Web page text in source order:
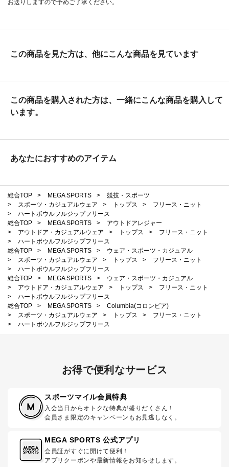
お送りしますので予めご了承ください。
この商品を見た方は、他にこんな商品を見ています
この商品を購入された方は、一緒にこんな商品を購入して
います。
あなたにおすすめのアイテム
総合TOP > MEGA SPORTS >
競技・スポーツ
>
スポーツ・カジュアルウェア > トップス >
フリース・ニット
>
ハートボウルフルジップフリース
総合TOP
> MEGA SPORTS >
アウトドアレジャー
>
アウトドア・カジュアルウェア > トップス >
フリース・ニット
>
ハートボウルフルジップフリース
総合TOP
> MEGA SPORTS >
ウェア・スポーツ・カジュアル
>
スポーツ・カジュアルウェア > トップス >
フリース・ニット
>
ハートボウルフルジップフリース
総合TOP
> MEGA SPORTS >
ウェア・スポーツ・カジュアル
>
アウトドア・カジュアルウェア > トップス >
フリース・ニット
>
ハートボウルフルジップフリース
総合TOP
> MEGA SPORTS >
Columbia(コロンビア)
>
スポーツ・カジュアルウェア > トップス >
フリース・ニット
>
ハートボウルフルジップフリース
お得で便利なサービス
スポーツマイル会員特典
入会当日からオトクな特典が盛りだくさん！
会員さま限定のキャンペーンもお見逃しなく。
MEGA SPORTS 公式アプリ
会員証がすぐに開けて便利！
アプリクーポンや最新情報をお知らせします。